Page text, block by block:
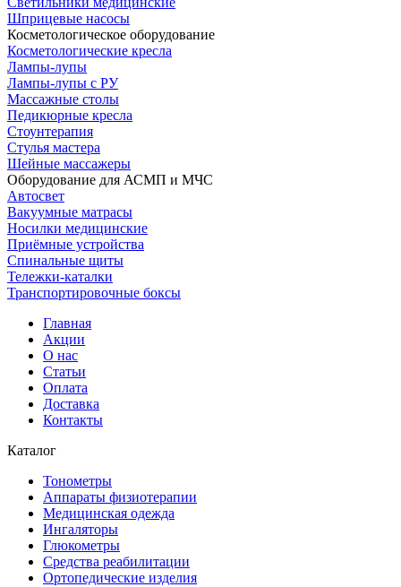
Шприцевые насосы
Косметологическое оборудование
Косметологические кресла
Лампы-лупы
Лампы-лупы с РУ
Массажные столы
Педикюрные кресла
Стоунтерапия
Стулья мастера
Шейные массажеры
Оборудование для АСМП и МЧС
Автосвет
Вакуумные матрасы
Носилки медицинские
Приёмные устройства
Спинальные щиты
Тележки-каталки
Транспортировочные боксы
Главная
Акции
О нас
Статьи
Оплата
Доставка
Контакты
Каталог
Тонометры
Аппараты физиотерапии
Медицинская одежда
Ингаляторы
Глюкометры
Средства реабилитации
Ортопедические изделия